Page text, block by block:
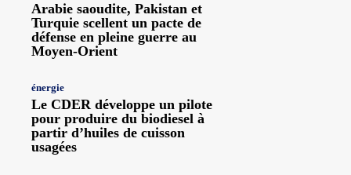
Arabie saoudite, Pakistan et
Turquie scellent un pacte de
défense en pleine guerre au
Moyen-Orient
énergie
Le CDER développe un pilote
pour produire du biodiesel à
partir d’huiles de cuisson
usagées